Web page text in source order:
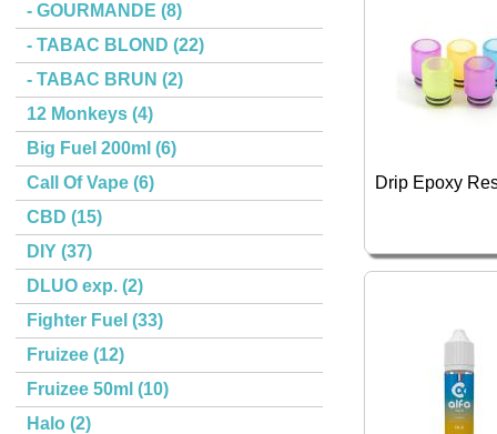
- GOURMANDE (8)
- TABAC BLOND (22)
- TABAC BRUN (2)
12 Monkeys (4)
Big Fuel 200ml (6)
Call Of Vape (6)
CBD (15)
DIY (37)
DLUO exp. (2)
Fighter Fuel (33)
Fruizee (12)
Fruizee 50ml (10)
Halo (2)
Drip Epoxy